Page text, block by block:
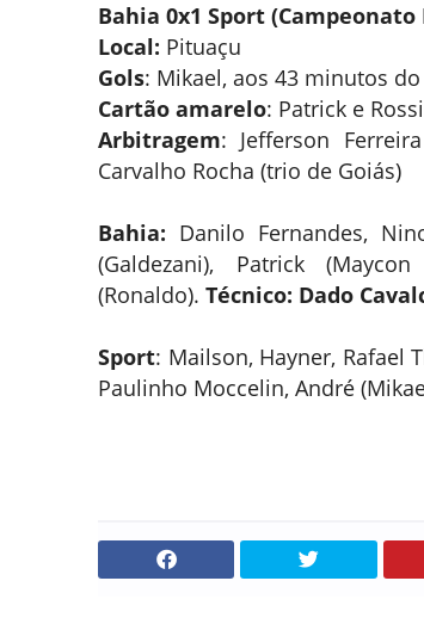
Bahia 0x1 Sport
Local: Pituaçu
Gols: Mikael, aos 43 minutos
Cartão amarelo: Patrick e
Arbitragem: Jefferson
Carvalho Rocha (trio de Goiás)
Bahia: Danilo Fernandes,
(Galdezani), Patrick
(Ronaldo). Técnico: Dado
Sport: Mailson, Hayner, Rafael
Paulinho Moccelin, André